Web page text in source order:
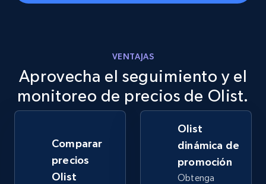
eBay
URL, Product id, Title, Seller name, Seller rating,
Seller reviews, Breadcrumbs, Root category, and
2.5K+ 358+ Comenzar ahora
VENTAJAS
Aprovecha el seguimiento y el
monitoreo de precios de Olist.
Comparar
precios
Olist
Olist
dinámica de
promoción
Obtenga